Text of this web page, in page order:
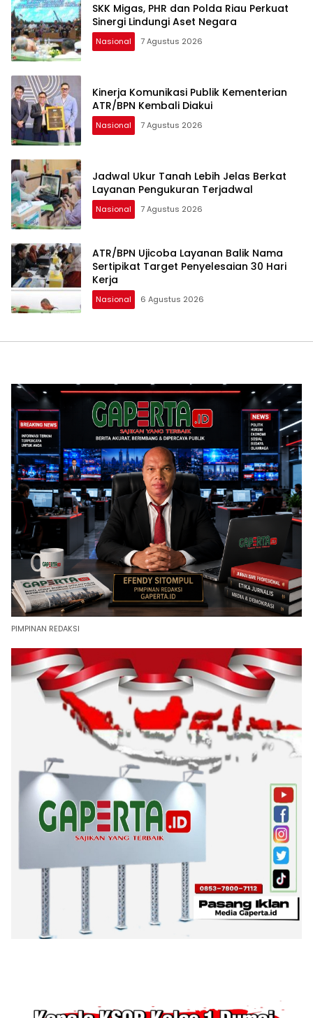
SKK Migas, PHR dan Polda Riau Perkuat
Sinergi Lindungi Aset Negara
Nasional 7 Agustus 2026
Kinerja Komunikasi Publik Kementerian
ATR/BPN Kembali Diakui
Nasional 7 Agustus 2026
Jadwal Ukur Tanah Lebih Jelas Berkat
Layanan Pengukuran Terjadwal
Nasional 7 Agustus 2026
ATR/BPN Ujicoba Layanan Balik Nama
Sertipikat Target Penyelesaian 30 Hari
Kerja
Nasional 6 Agustus 2026
PIMPINAN REDAKSI